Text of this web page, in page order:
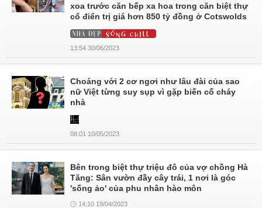
xoa trước căn bếp xa hoa trong căn biệt thự
cổ điển trị giá hơn 850 tỷ đồng ở Cotswolds
13:54 30/06/2023
Choáng với 2 cơ ngơi như lâu đài của sao
nữ Việt từng suy sụp vì gặp biến cố cháy
nhà
08:01 10/05/2023
Bên trong biệt thự triệu đô của vợ chồng Hà
Tăng: Sân vườn đầy cây trái, 1 nơi là góc
'sống ảo' của phu nhân hào môn
14:10 19/04/2023